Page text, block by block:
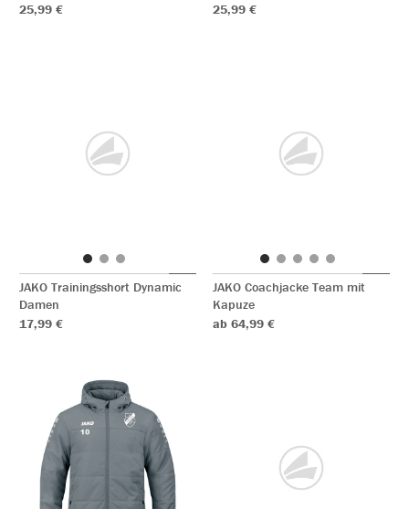
25,99 €
25,99 €
JAKO Trainingsshort Dynamic
Damen
17,99 €
JAKO Coachjacke Team mit
Kapuze
ab 64,99 €